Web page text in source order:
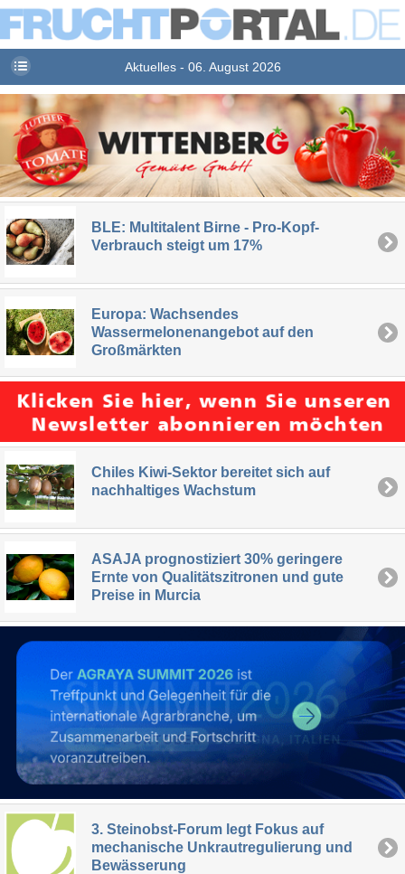
Aktuelles - 06. August 2026
BLE: Multitalent Birne - Pro-Kopf-
Verbrauch steigt um 17%
Europa: Wachsendes
Wassermelonenangebot auf den
Großmärkten
Chiles Kiwi-Sektor bereitet sich auf
nachhaltiges Wachstum
ASAJA prognostiziert 30% geringere
Ernte von Qualitätszitronen und gute
Preise in Murcia
3. Steinobst-Forum legt Fokus auf
mechanische Unkrautregulierung und
Bewässerung